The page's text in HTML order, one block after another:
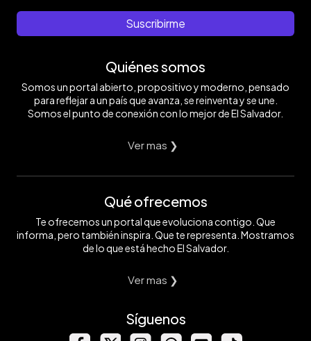
Suscribirme
Quiénes somos
Somos un portal abierto, propositivo y moderno, pensado
para reflejar a un país que avanza, se reinventa y se une.
Somos el punto de conexión con lo mejor de El Salvador.
Ver mas ❯
Qué ofrecemos
Te ofrecemos un portal que evoluciona contigo. Que
informa, pero también inspira. Que te representa. Mostramos
de lo que está hecho El Salvador.
Ver mas ❯
Síguenos